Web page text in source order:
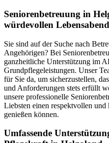
Senioren­betreuung in
würdevollen Lebensabend
Sie sind auf der Suche nach
Angehörigen? Bei
ganzheitliche Unterstützung im
Grundpflegeleistungen. Unser
für Sie da, um sicherzustellen,
und Anforderungen stets erfüllt
unsere professionelle
Liebsten einen respektvollen
genießen können.
Umfassende